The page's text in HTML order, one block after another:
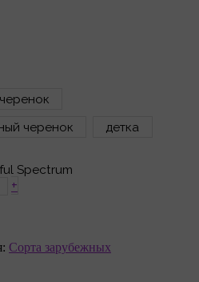
черенок
детка
Spectrum
+
Сорта зарубежных